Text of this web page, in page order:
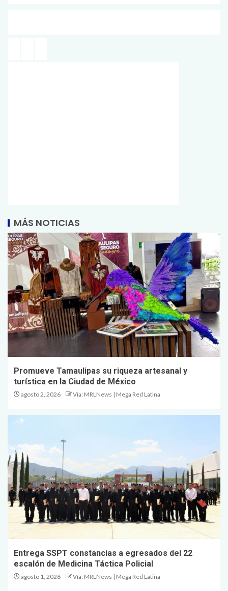
MÁS NOTICIAS
Promueve Tamaulipas su riqueza artesanal y
turística en la Ciudad de México
agosto 2, 2026 Vía: MRLNews | Mega Red Latina
Entrega SSPT constancias a egresados del 22
escalón de Medicina Táctica Policial
agosto 1, 2026 Vía: MRLNews | Mega Red Latina